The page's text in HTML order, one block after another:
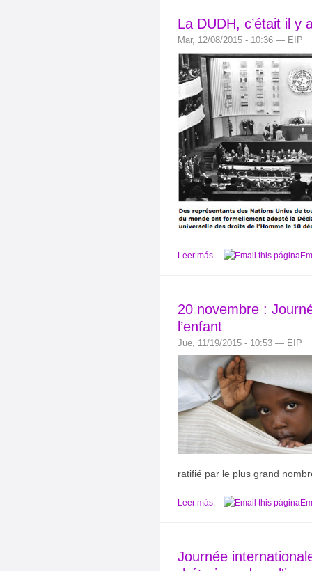
La DUDH, c’était il y
Mar, 12/08/2015 - 10:36 — EIP
Leer más
20 novembre :
l’enfant
Jue, 11/19/2015 - 10:53 — EIP
ratifié par le plus grand
Leer más
Journée